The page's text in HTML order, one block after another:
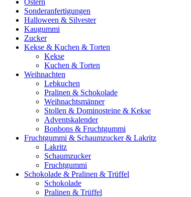
Sonderanfertigungen
Halloween & Silvester
Kaugummi
Zucker
Kekse & Kuchen & Torten
Kekse
Kuchen & Torten
Weihnachten
Lebkuchen
Pralinen & Schokolade
Weihnachtsmänner
Stollen & Dominosteine & Kekse
Adventskalender
Bonbons & Fruchtgummi
Fruchtgummi & Schaumzucker & Lakritz
Lakritz
Schaumzucker
Fruchtgummi
Schokolade & Pralinen & Trüffel
Schokolade
Pralinen & Trüffel